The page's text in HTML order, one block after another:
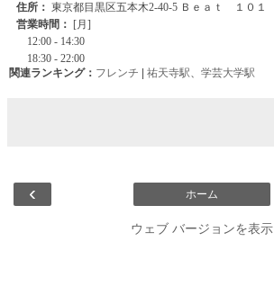
関連ランキング： フレンチ | 祐天寺駅 学芸大学駅
‹ ホーム
ウェブ バージョンを表示